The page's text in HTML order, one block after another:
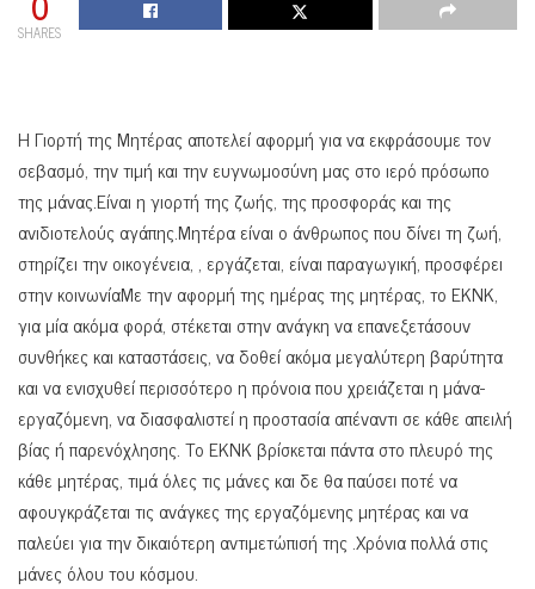
SHARES
Η Γιορτή της Μητέρας αποτελεί αφορμή για να εκφράσουμε τον
σεβασμό, την τιμή και την ευγνωμοσύνη μας στο ιερό πρόσωπο
της μάνας.Είναι η γιορτή της ζωής, της προσφοράς και της
ανιδιοτελούς αγάπης.Μητέρα είναι ο άνθρωπος που δίνει τη ζωή,
στηρίζει την οικογένεια, , εργάζεται, είναι παραγωγική, προσφέρει
στην κοινωνίαΜε την αφορμή της ημέρας της μητέρας, το ΕΚΝΚ,
για μία ακόμα φορά, στέκεται στην ανάγκη να επανεξετάσουν
συνθήκες και καταστάσεις, να δοθεί ακόμα μεγαλύτερη βαρύτητα
και να ενισχυθεί περισσότερο η πρόνοια που χρειάζεται η μάνα-
εργαζόμενη, να διασφαλιστεί η προστασία απέναντι σε κάθε απειλή
βίας ή παρενόχλησης. Το ΕΚΝΚ βρίσκεται πάντα στο πλευρό της
κάθε μητέρας, τιμά όλες τις μάνες και δε θα παύσει ποτέ να
αφουγκράζεται τις ανάγκες της εργαζόμενης μητέρας και να
παλεύει για την δικαιότερη αντιμετώπισή της .Χρόνια πολλά στις
μάνες όλου του κόσμου.